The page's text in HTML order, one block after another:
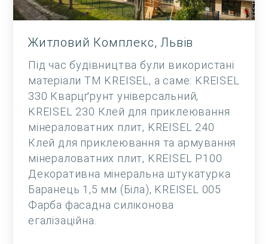
Житловий Комплекс, Львів
Під час будівництва були використані
матеріали ТМ KREISEL, а саме: KREISEL
330 Кварцґрунт універсальний,
KREISEL 230 Клей для приклеювання
мінераловатних плит, KREISEL 240
Клей для приклеювання та армування
мінераловатних плит, KREISEL Р100
Декоративна мінеральна штукатурка
Баранець 1,5 мм (Біла), KREISEL 005
Фарба фасадна силіконова
егалізаційна.